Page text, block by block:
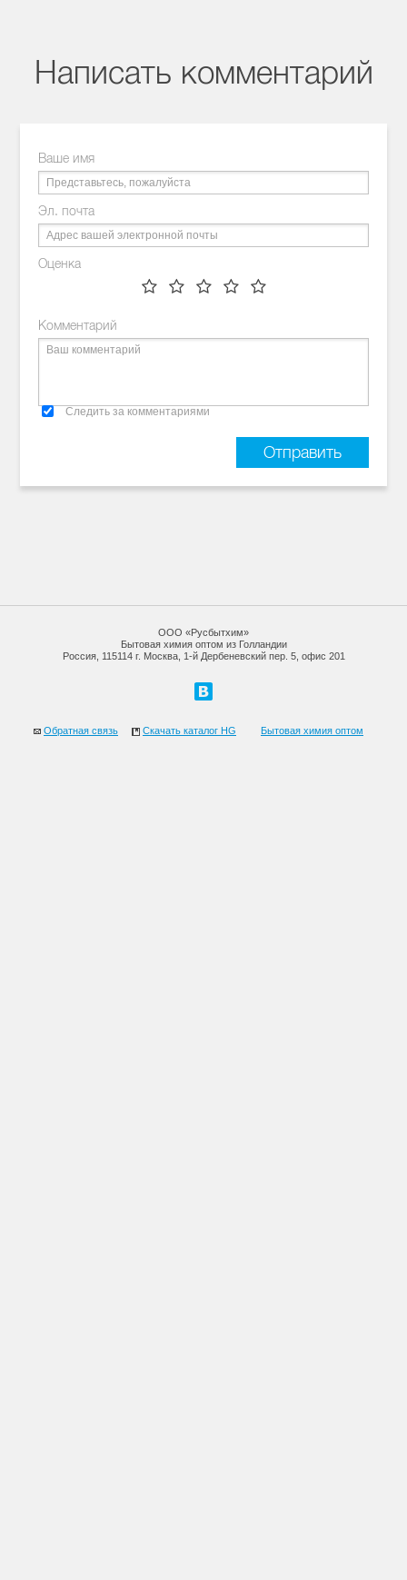
Написать комментарий
Ваше имя
Эл. почта
Оценка
Комментарий
Следить за комментариями
ООО «Русбытхим»
Бытовая химия оптом из Голландии
Россия, 115114 г. Москва, 1-й Дербеневский пер. 5, офис 201
Обратная связь Скачать каталог HG Бытовая химия оптом